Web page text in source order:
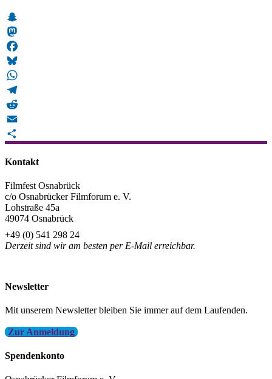
Snapchat
Mastodon
Facebook
Bluesky
WhatsApp
Telegram
Reddit
Email
Kontakt
Filmfest Osnabrück
c/o Osnabrücker Filmforum e. V.
Lohstraße 45a
49074 Osnabrück
+49 (0) 541 298 24
Derzeit sind wir am besten per E-Mail erreichbar.
Newsletter
Mit unserem Newsletter bleiben Sie immer auf dem Laufenden.
Zur Anmeldung
Spendenkonto